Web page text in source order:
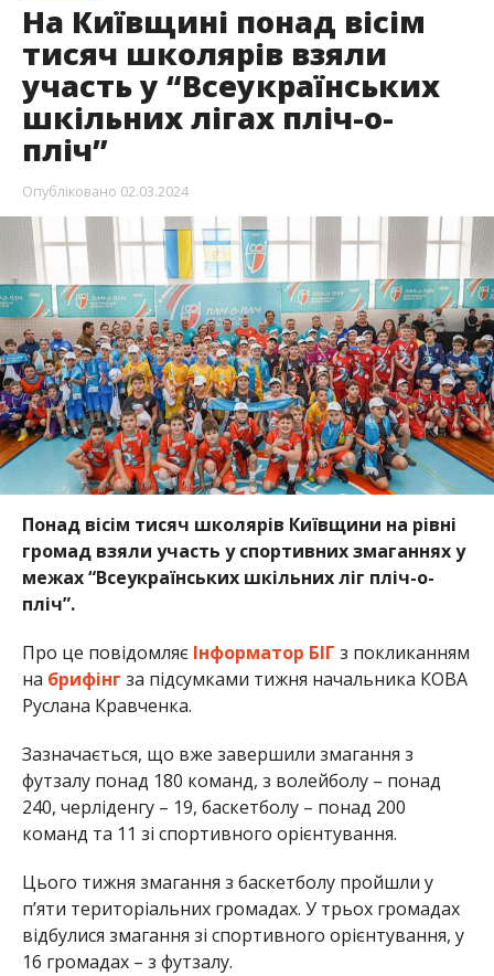
На Київщині понад вісім
тисяч школярів взяли
участь у “Всеукраїнських
шкільних лігах пліч-о-
пліч”
Опубліковано 02.03.2024
Понад вісім тисяч школярів Київщини на рівні
громад взяли участь у спортивних змаганнях у
межах “Всеукраїнських шкільних ліг пліч-о-
пліч”.
Про це повідомляє Інформатор БІГ з покликанням
на брифінг за підсумками тижня начальника КОВА
Руслана Кравченка.
Зазначається, що вже завершили змагання з
футзалу понад 180 команд, з волейболу – понад
240, черліденгу – 19, баскетболу – понад 200
команд та 11 зі спортивного орієнтування.
Цього тижня змагання з баскетболу пройшли у
п’яти територіальних громадах. У трьох громадах
відбулися змагання зі спортивного орієнтування, у
16 громадах – з футзалу.